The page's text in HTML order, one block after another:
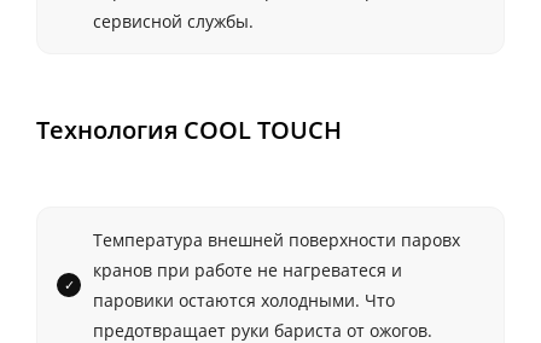
сервисной службы.
Технология COOL TOUCH
Температура внешней поверхности паровх
кранов при работе не нагреватеся и
паровики остаются холодными. Что
предотвращает руки бариста от ожогов.